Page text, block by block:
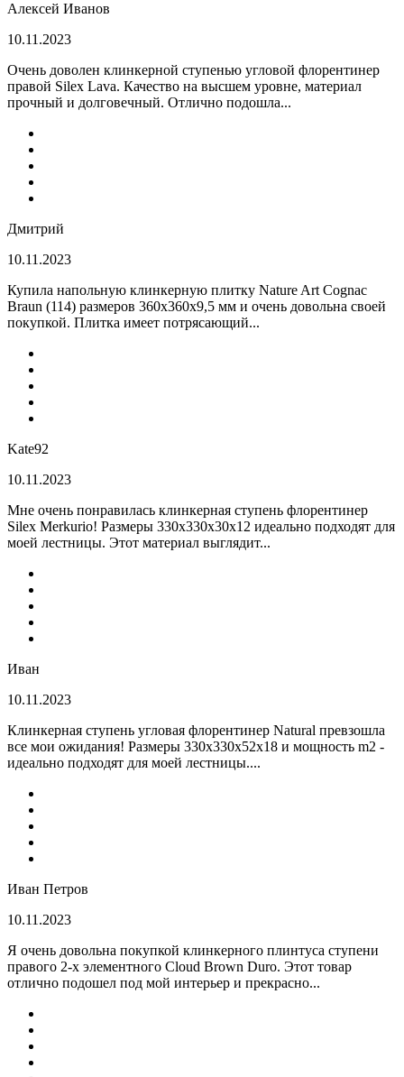
Алексей Иванов
10.11.2023
Очень доволен клинкерной ступенью угловой флорентинер
правой Silex Lava. Качество на высшем уровне, материал
прочный и долговечный. Отлично подошла...
Дмитрий
10.11.2023
Купила напольную клинкерную плитку Nature Art Cognac
Braun (114) размеров 360x360x9,5 мм и очень довольна своей
покупкой. Плитка имеет потрясающий...
Kate92
10.11.2023
Мне очень понравилась клинкерная ступень флорентинер
Silex Merkurio! Размеры 330х330х30х12 идеально подходят для
моей лестницы. Этот материал выглядит...
Иван
10.11.2023
Клинкерная ступень угловая флорентинер Natural превзошла
все мои ожидания! Размеры 330х330х52х18 и мощность m2 -
идеально подходят для моей лестницы....
Иван Петров
10.11.2023
Я очень довольна покупкой клинкерного плинтуса ступени
правого 2-х элементного Cloud Brown Duro. Этот товар
отлично подошел под мой интерьер и прекрасно...